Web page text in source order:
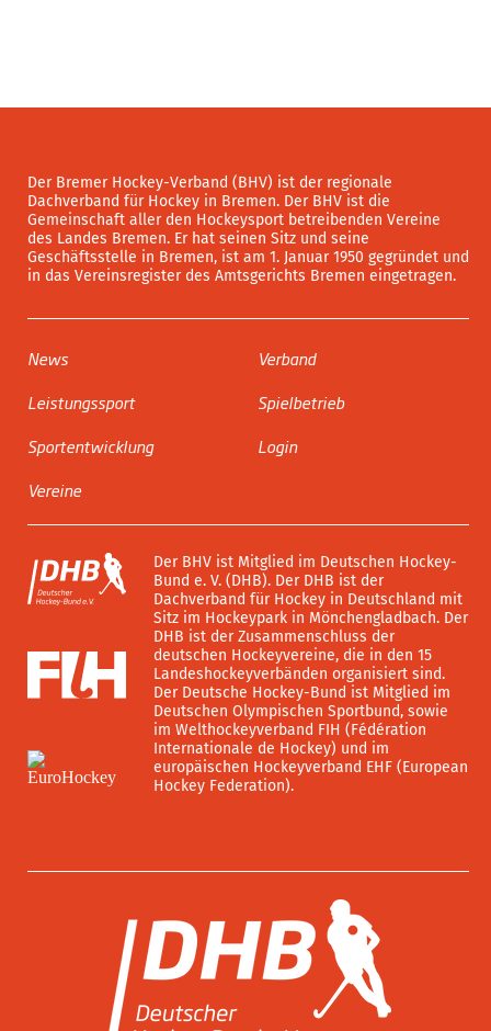
Der Bremer Hockey-Verband (BHV) ist der regionale
Dachverband für Hockey in Bremen. Der BHV ist die
Gemeinschaft aller den Hockeysport betreibenden Vereine
des Landes Bremen. Er hat seinen Sitz und seine
Geschäftsstelle in Bremen, ist am 1. Januar 1950 gegründet und
in das Vereinsregister des Amtsgerichts Bremen eingetragen.
News
Leistungssport
Sportentwicklung
Vereine
Verband
Spielbetrieb
Login
Der BHV ist Mitglied im Deutschen Hockey-
Bund e. V. (DHB). Der DHB ist der
Dachverband für Hockey in Deutschland mit
Sitz im Hockeypark in Mönchengladbach. Der
DHB ist der Zusammenschluss der
deutschen Hockeyvereine, die in den 15
Landeshockeyverbänden organisiert sind.
Der Deutsche Hockey-Bund ist Mitglied im
Deutschen Olympischen Sportbund, sowie
im Welthockeyverband FIH (Fédération
Internationale de Hockey) und im
europäischen Hockeyverband EHF (European
Hockey Federation).